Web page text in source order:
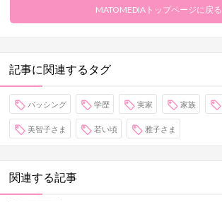
MATOMEDIAトップページに戻る
記事に関連するタグ
バッシング 学歴 実家 家族
美智子さま 若い頃 雅子さま
関連する記事